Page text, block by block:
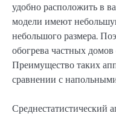
удобно расположить в
модели имеют
небольшого размера.
обогрева частных
Преимущество таких
сравнении с
Среднестатистический